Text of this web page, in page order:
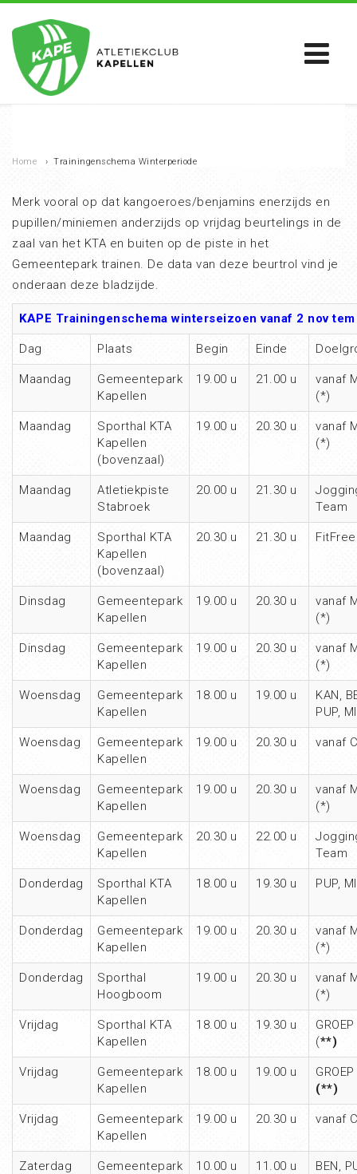
Home › Trainingenschema Winterperiode
Merk vooral op dat kangoeroes/benjamins enerzijds en
pupillen/miniemen anderzijds op vrijdag beurtelings in de
zaal van het KTA en buiten op de piste in het
Gemeentepark trainen. De data van deze beurtrol vind je
onderaan deze bladzijde.
KAPE Trainingenschema winterseizoen vanaf 2 nov
Dag Plaats Begin Einde
Maandag
Gemeentepark
Kapellen
19.00 u 21.00 u
vanaf
(*)
Maandag
Sporthal KTA
Kapellen
(bovenzaal)
19.00 u 20.30 u
vanaf
(*)
Maandag
Atletiekpiste
Stabroek
20.00 u 21.30 u
Team
Maandag
Sporthal KTA
Kapellen
(bovenzaal)
20.30 u 21.30 u FitFree
Dinsdag
Gemeentepark
Kapellen
19.00 u 20.30 u
vanaf
(*)
Dinsdag
Gemeentepark
Kapellen
19.00 u 20.30 u
vanaf
(*)
Woensdag
Gemeentepark
Kapellen
18.00 u 19.00 u
KAN,
PUP,
Woensdag
Gemeentepark
Kapellen
19.00 u 20.30 u vanaf
Woensdag
Gemeentepark
Kapellen
19.00 u 20.30 u
vanaf
(*)
Woensdag
Gemeentepark
Kapellen
20.30 u 22.00 u
Team
Donderdag
Sporthal KTA
Kapellen
18.00 u 19.30 u PUP,
Donderdag
Gemeentepark
Kapellen
19.00 u 20.30 u
vanaf
(*)
Donderdag
Sporthal
Hoogboom
19.00 u 20.30 u
vanaf
(*)
Vrijdag
Sporthal KTA
Kapellen
18.00 u 19.30 u
(**)
Vrijdag
Gemeentepark
Kapellen
18.00 u 19.00 u
(**)
Vrijdag
Gemeentepark
Kapellen
19.00 u 20.30 u vanaf
Zaterdag
Gemeentepark
10.00 u 11.00 u
BEN,